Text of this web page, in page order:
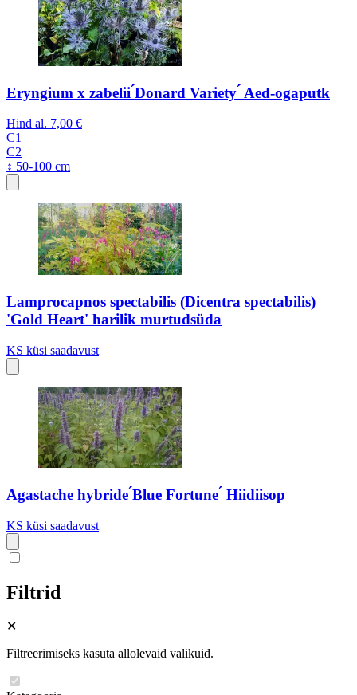
Eryngium x zabelii ́Donard Variety ́ Aed-ogaputk
Hind al. 7,00 €
C1
C2
↕ 50-100 cm
Lamprocapnos spectabilis (Dicentra spectabilis)
'Gold Heart' harilik murtudsüda
KS küsi saadavust
Agastache hybride ́Blue Fortune ́ Hiidiisop
KS küsi saadavust
Filtrid
✕
Filtreerimiseks kasuta allolevaid valikuid.